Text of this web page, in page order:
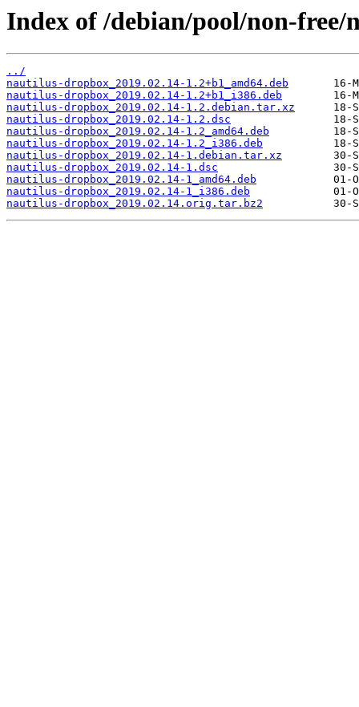
Index of /debian/pool/non-
../
nautilus-dropbox_2019.02.14-1.2+b1_amd64.deb
nautilus-dropbox_2019.02.14-1.2+b1_i386.deb
nautilus-dropbox_2019.02.14-1.2.debian.tar.xz
nautilus-dropbox_2019.02.14-1.2.dsc
nautilus-dropbox_2019.02.14-1.2_amd64.deb
nautilus-dropbox_2019.02.14-1.2_i386.deb
nautilus-dropbox_2019.02.14-1.debian.tar.xz
nautilus-dropbox_2019.02.14-1.dsc
nautilus-dropbox_2019.02.14-1_amd64.deb
nautilus-dropbox_2019.02.14-1_i386.deb
nautilus-dropbox_2019.02.14.orig.tar.bz2